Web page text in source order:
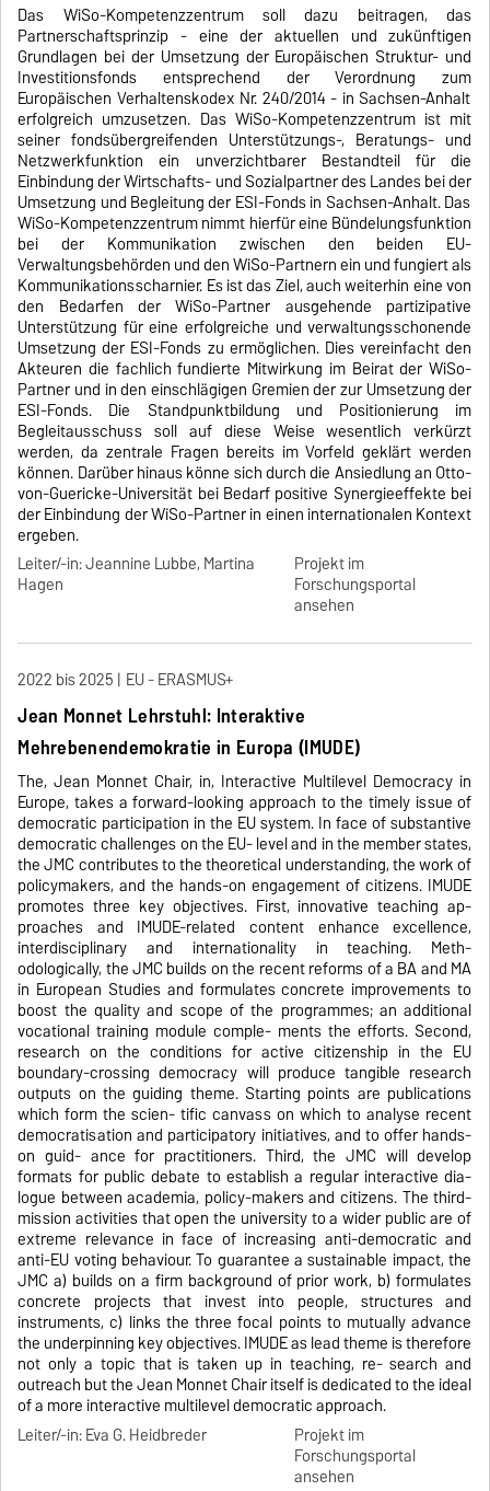
Das WiSo-Kompetenzzentrum soll dazu beitragen, das
Partnerschaftsprinzip - eine der aktuellen und zukünftigen
Grundlagen bei der Umsetzung der Europäischen Struktur- und
Investitionsfonds entsprechend der Verordnung zum
Europäischen Verhaltenskodex Nr. 240/2014 - in Sachsen-Anhalt
erfolgreich umzusetzen. Das WiSo-Kompetenzzentrum ist mit
seiner fondsübergreifenden Unterstützungs-, Beratungs- und
Netzwerkfunktion ein unverzichtbarer Bestandteil für die
Einbindung der Wirtschafts- und Sozialpartner des Landes bei der
Umsetzung und Begleitung der ESI-Fonds in Sachsen-Anhalt. Das
WiSo-Kompetenzzentrum nimmt hierfür eine Bündelungsfunktion
bei der Kommunikation zwischen den beiden EU-
Verwaltungsbehörden und den WiSo-Partnern ein und fungiert als
Kommunikationsscharnier. Es ist das Ziel, auch weiterhin eine von
den Bedarfen der WiSo-Partner ausgehende partizipative
Unterstützung für eine erfolgreiche und verwaltungsschonende
Umsetzung der ESI-Fonds zu ermöglichen. Dies vereinfacht den
Akteuren die fachlich fundierte Mitwirkung im Beirat der WiSo-
Partner und in den einschlägigen Gremien der zur Umsetzung der
ESI-Fonds. Die Standpunktbildung und Positionierung im
Begleitausschuss soll auf diese Weise wesentlich verkürzt
werden, da zentrale Fragen bereits im Vorfeld geklärt werden
können. Darüber hinaus könne sich durch die Ansiedlung an Otto-
von-Guericke-Universität bei Bedarf positive Synergieeffekte bei
der Einbindung der WiSo-Partner in einen internationalen Kontext
ergeben.
Leiter/-in: Jeannine Lubbe, Martina
Hagen
Projekt im
Forschungsportal
ansehen
2022 bis 2025 EU - ERASMUS+
Jean Monnet Lehrstuhl: Interaktive
Mehrebenendemokratie in Europa (IMUDE)
The, Jean Monnet Chair, in, Interactive Multilevel Democracy in
Europe, takes a forward-looking approach to the timely issue of
democratic participation in the EU system. In face of substantive
democratic challenges on the EU- level and in the member states,
the JMC contributes to the theoretical understanding, the work of
policymakers, and the hands-on engagement of citizens. IMUDE
promotes three key objectives. First, innovative teaching ap-
proaches and IMUDE-related content enhance excellence,
interdisciplinary and internationality in teaching. Meth-
odologically, the JMC builds on the recent reforms of a BA and MA
in European Studies and formulates concrete improvements to
boost the quality and scope of the programmes; an additional
vocational training module comple- ments the efforts. Second,
research on the conditions for active citizenship in the EU
boundary-crossing democracy will produce tangible research
outputs on the guiding theme. Starting points are publications
which form the scien- tific canvass on which to analyse recent
democratisation and participatory initiatives, and to offer hands-
on guid- ance for practitioners. Third, the JMC will develop
formats for public debate to establish a regular interactive dia-
logue between academia, policy-makers and citizens. The third-
mission activities that open the university to a wider public are of
extreme relevance in face of increasing anti-democratic and
anti-EU voting behaviour. To guarantee a sustainable impact, the
JMC a) builds on a firm background of prior work, b) formulates
concrete projects that invest into people, structures and
instruments, c) links the three focal points to mutually advance
the underpinning key objectives. IMUDE as lead theme is therefore
not only a topic that is taken up in teaching, re- search and
outreach but the Jean Monnet Chair itself is dedicated to the ideal
of a more interactive multilevel democratic approach.
Leiter/-in: Eva G. Heidbreder
Projekt im
Forschungsportal
ansehen